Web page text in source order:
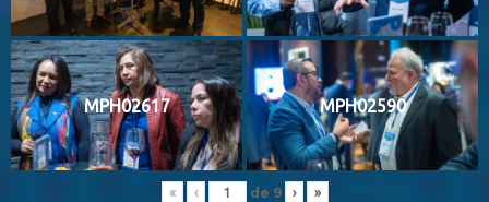
MPH02617 MPH02590
« ‹ de 9 › »